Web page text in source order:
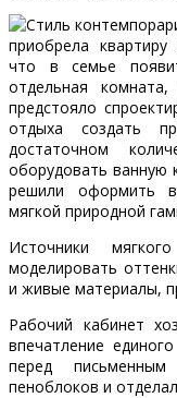
приобрела
что в семье
отдельная
предстояло
отдыха создать
достаточном
оборудовать ванную
решили оформить
мягкой природной
Источники
моделировать
и живые материалы,
Рабочий кабинет
впечатление
перед
пеноблоков и